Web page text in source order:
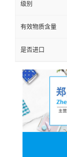
级别
有效物质含量
是否进口